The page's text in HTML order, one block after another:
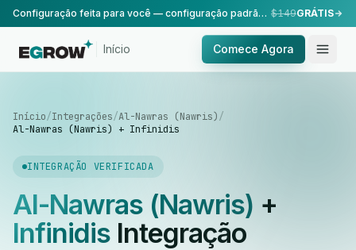
Configuração feita para você — configuração padrão, realizada pela nossa equipe. $149GRÁTIS
Início Comece Agora
Início/Integrações/Al-Nawras (Nawris)/
Al-Nawras (Nawris) + Infinidis
INTEGRAÇÃO VERIFICADA
Al-Nawras (Nawris) +
InfinidisIntegração